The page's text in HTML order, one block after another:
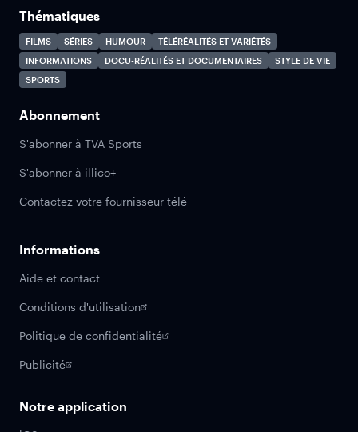
Thématiques
FILMS SÉRIES HUMOUR
TÉLÉRÉALITÉS ET VARIÉTÉS
INFORMATIONS
DOCU-RÉALITÉS ET DOCUMENTAIRES
STYLE DE VIE
SPORTS
Abonnement
S'abonner à TVA Sports
S'abonner à illico+
Contactez votre fournisseur télé
Informations
Aide et contact
Conditions d'utilisation
Politique de confidentialité
Publicité
Notre application